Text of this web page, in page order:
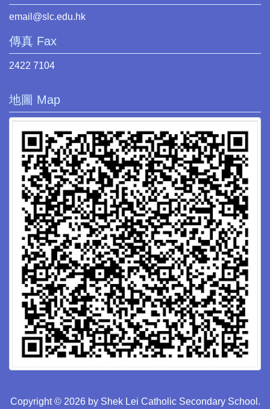
email@slc.edu.hk
傳真 Fax
2422 7104
地圖 Map
Copyright © 2026 by Shek Lei Catholic Secondary School.